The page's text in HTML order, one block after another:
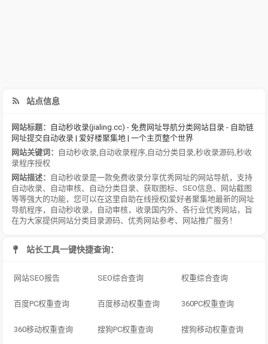
站点信息
网站标题：
自动秒收录(jialing.cc) - 免费网址导航分类网站目录 - 自助链
网址提交自动收录 | 爱好楼聚集地 | 一个主页整个世界
网站关键词：
自动秒收录 自动收录程序 自动分类目录 秒收录源码 秒收
录程序授权
网站描述：
自动秒收录是一款免费收录分享优秀网址的网站导航，支持
自动收录、自动审核、自动分类目录、获取图标、SEO信息、网站截图
等等强大的功能，您可以在这里自助在线授权|爱好者聚集地最新的网址
导航程序，自动秒收录，自动审核，收录国内外、各行业优秀网站，旨
在为大家提供网站分类目录源码、优秀网站参考、网站推广服务！
站长工具一键快捷查询：
网站SEO报告 SEO综合查询 权重综合查询
百度PC权重查询 百度移动权重查询 360PC权重查询
360移动权重查询 搜狗PC权重查询 搜狗移动权重查询